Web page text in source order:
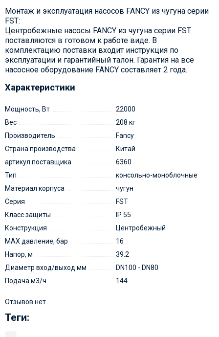
Монтаж и эксплуатация насосов FANCY из чугуна серии
FST:
Центробежные насосы FANCY из чугуна серии FST
поставляются в готовом к работе виде. В
комплектацию поставки входит инструкция по
эксплуатации и гарантийный талон. Гарантия на все
насосное оборудование FANCY составляет 2 года.
Характеристики
Мощность, Вт
22000
Вес
208 кг
Производитель
Fancy
Страна производства
Китай
артикул поставщика
6360
Тип
консольно-моноблочные
Материал корпуса
чугун
Серия
FST
Класс защиты
IP 55
Конструкция
Центробежный
MAX давление, бар
16
Напор, м
39.2
Диаметр вход/выход мм
DN100 - DN80
Подача м3/ч
144
Отзывов нет
Теги: